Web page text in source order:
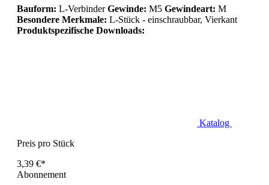
Bauform: L-VerbinderGewinde: M5 Gewindeart: M
Besondere Merkmale: L-Stück - einschraubbar, Vierkant
Produktspezifische Downloads:
Katalog
Preis pro Stück
3,39 €*
Abonnement